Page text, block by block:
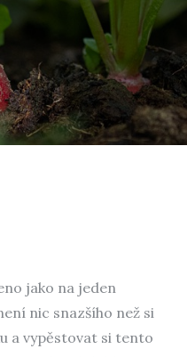
jako na jeden
nic snazšího než si
a vypěstovat si tento